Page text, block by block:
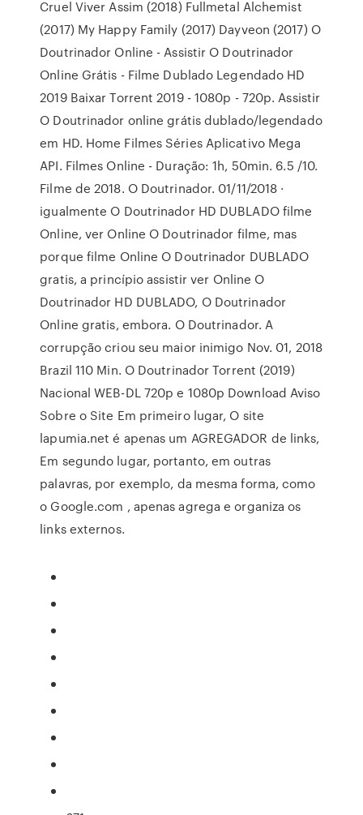
Cruel Viver Assim (2018) Fullmetal Alchemist
(2017) My Happy Family (2017) Dayveon (2017) O
Doutrinador Online - Assistir O Doutrinador
Online Grátis - Filme Dublado Legendado HD
2019 Baixar Torrent 2019 - 1080p - 720p. Assistir
O Doutrinador online grátis dublado/legendado
em HD. Home Filmes Séries Aplicativo Mega
API. Filmes Online - Duração: 1h, 50min. 6.5 /10.
Filme de 2018. O Doutrinador. 01/11/2018 ·
igualmente O Doutrinador HD DUBLADO filme
Online, ver Online O Doutrinador filme, mas
porque filme Online O Doutrinador DUBLADO
gratis, a princípio assistir ver Online O
Doutrinador HD DUBLADO, O Doutrinador
Online gratis, embora. O Doutrinador. A
corrupção criou seu maior inimigo Nov. 01, 2018
Brazil 110 Min. O Doutrinador Torrent (2019)
Nacional WEB-DL 720p e 1080p Download Aviso
Sobre o Site Em primeiro lugar, O site
lapumia.net é apenas um AGREGADOR de links,
Em segundo lugar, portanto, em outras
palavras, por exemplo, da mesma forma, como
o Google.com , apenas agrega e organiza os
links externos.